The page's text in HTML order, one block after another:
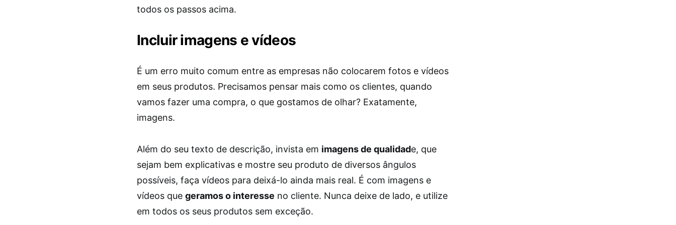
todos os passos acima.
Incluir imagens e vídeos
É um erro muito comum entre as empresas não colocarem fotos e vídeos
em seus produtos. Precisamos pensar mais como os clientes, quando
vamos fazer uma compra, o que gostamos de olhar? Exatamente,
imagens.
Além do seu texto de descrição, invista em imagens de qualidade, que
sejam bem explicativas e mostre seu produto de diversos ângulos
possíveis, faça vídeos para deixá-lo ainda mais real. É com imagens e
vídeos que geramos o interesse no cliente. Nunca deixe de lado, e utilize
em todos os seus produtos sem exceção.